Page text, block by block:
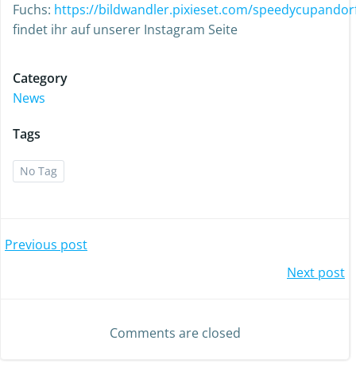
Fuchs: https://bildwandler.pixieset.com/
findet ihr auf unserer Instagram Seite
Category
News
Tags
No Tag
Post
Previous post
navigation
Next post
Comments are closed